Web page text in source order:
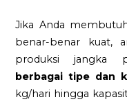
Jika Anda
benar-benar kuat,
produksi jangka
berbagai tipe dan
kg/hari hingga